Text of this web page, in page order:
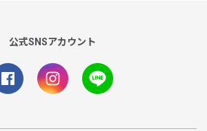
公式SNSアカウント